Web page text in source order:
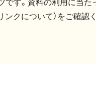
す。資料の利用に当た
ンクについて）をご確認